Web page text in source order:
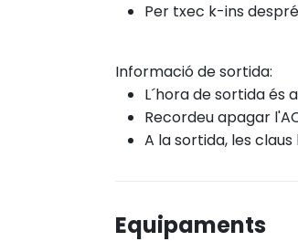
Per txec k-ins
Informació de sortida:
L´hora de sortida és
Recordeu apagar
A la sortida, les
Equipaments